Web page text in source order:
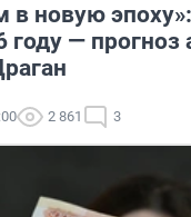
новую
— прогноз
2 861 3